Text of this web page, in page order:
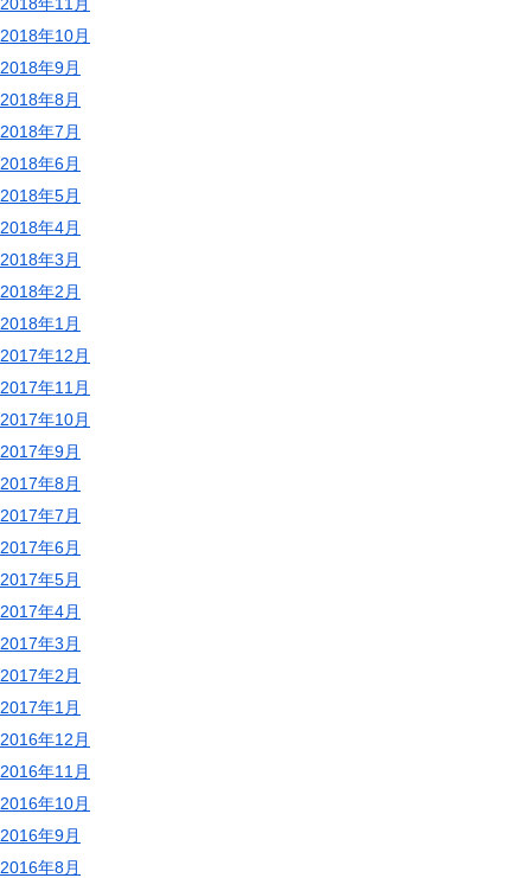
2018年10月
2018年9月
2018年8月
2018年7月
2018年6月
2018年5月
2018年4月
2018年3月
2018年2月
2018年1月
2017年12月
2017年11月
2017年10月
2017年9月
2017年8月
2017年7月
2017年6月
2017年5月
2017年4月
2017年3月
2017年2月
2017年1月
2016年12月
2016年11月
2016年10月
2016年9月
2016年8月